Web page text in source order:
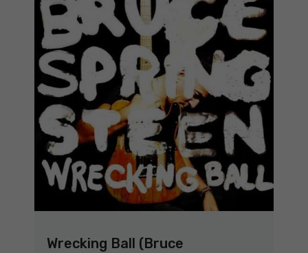
Wrecking Ball (Bruce